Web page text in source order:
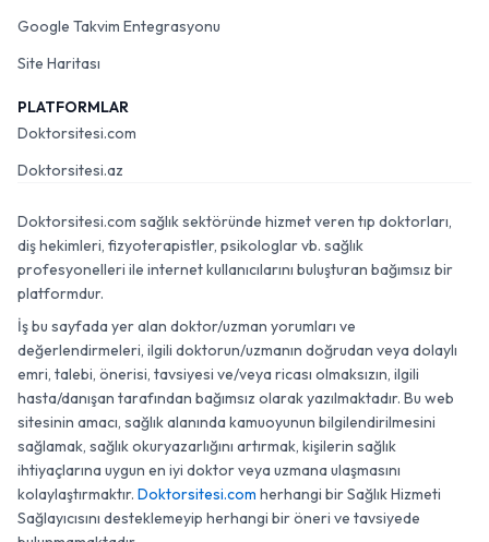
Google Takvim Entegrasyonu
Site Haritası
PLATFORMLAR
Doktorsitesi.com
Doktorsitesi.az
Doktorsitesi.com sağlık sektöründe hizmet veren tıp doktorları,
diş hekimleri, fizyoterapistler, psikologlar vb. sağlık
profesyonelleri ile internet kullanıcılarını buluşturan bağımsız bir
platformdur.
İş bu sayfada yer alan doktor/uzman yorumları ve
değerlendirmeleri, ilgili doktorun/uzmanın doğrudan veya dolaylı
emri, talebi, önerisi, tavsiyesi ve/veya ricası olmaksızın, ilgili
hasta/danışan tarafından bağımsız olarak yazılmaktadır. Bu web
sitesinin amacı, sağlık alanında kamuoyunun bilgilendirilmesini
sağlamak, sağlık okuryazarlığını artırmak, kişilerin sağlık
ihtiyaçlarına uygun en iyi doktor veya uzmana ulaşmasını
kolaylaştırmaktır. Doktorsitesi.com herhangi bir Sağlık Hizmeti
Sağlayıcısını desteklemeyip herhangi bir öneri ve tavsiyede